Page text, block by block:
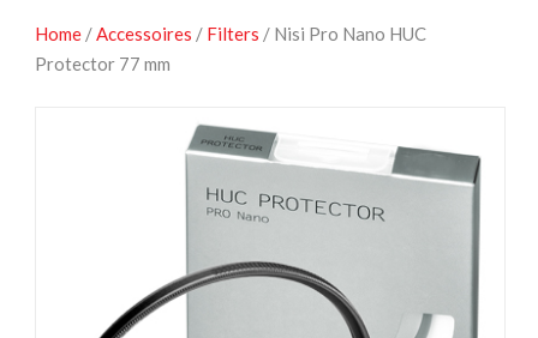
Home /Accessoires / Filters / Nisi Pro Nano HUC
Protector 77 mm